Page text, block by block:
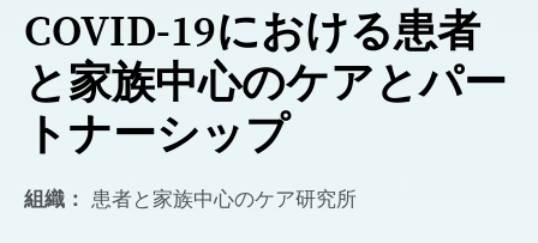
COVID-19における患者
と家族中心のケアとパー
トナーシップ
組織： 患者と家族中心のケア研究所